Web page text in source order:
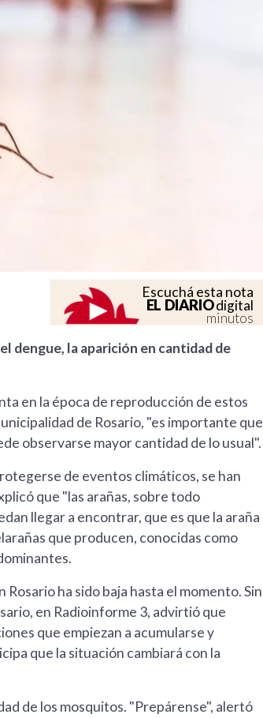
Escuchá esta nota
EL DIARIOdigital
minutos
dengue, la aparición en cantidad de
en la época de reproducción de estos
de Rosario, "es importante que
observarse mayor cantidad de lo usual".
de eventos climáticos, se han
que "las arañas, sobre todo
llegar a encontrar, que es que la araña
que producen, conocidas como
ha sido baja hasta el momento. Sin
en Radioinforme 3, advirtió que
que empiezan a acumularse y
que la situación cambiará con la
de los mosquitos. "Prepárense", alertó